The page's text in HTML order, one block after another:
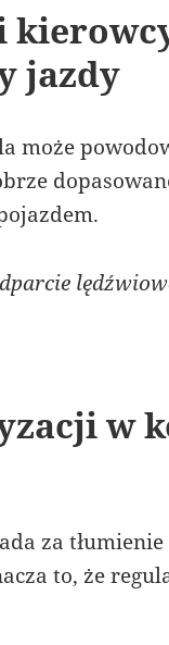
jazdy
może
w
za
to, że